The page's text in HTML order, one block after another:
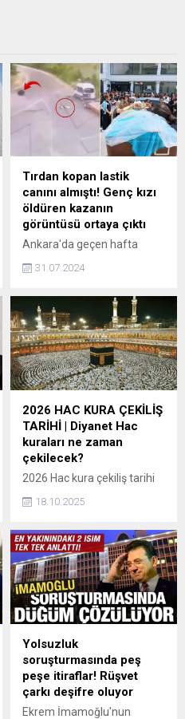
Tırdan kopan lastik
canını almıştı! Genç kızı
öldüren kazanın
görüntüsü ortaya çıktı
Ankara'da geçen hafta
meydana gelen kazada, tırın
kopan lastiği 18 yaşındaki
çarpmış ve genç kız feci
şekilde can vermişti. O
korkunç kazanın güvenlik
kamerası görüntüleri ortaya
çıktı. Görüntülerde hızla
gelen lastiğin genç kıza
vurarak metrelerce savurup
sürüklediği anlar yer aldı.
31.07.2024
2026 HAC KURA ÇEKİLİŞ
TARİHİ | Diyanet Hac
kuraları ne zaman
çekilecek?
2026 Hac kura çekiliş tarihi
yenileme ve başvuru
çekiliş tarihleri hacı adayların
gündemine eldi. Kutsal
toprakları ziyaret etmek
isteyen ve farz ibadetini
yerine getirmek isteyenler
Diyanet tarafından
gerçekleştirilecek kura
çekilişini iple çekiyor. Peki,
Hac kuraları ne zaman
olacak, sonuçlar nereden
öğrenilir?
18.10.2025
Yolsuzluk
soruşturmasında peş
peşe itiraflar! Rüşvet
çarkı deşifre oluyor
Ekrem İmamoğlu'nun